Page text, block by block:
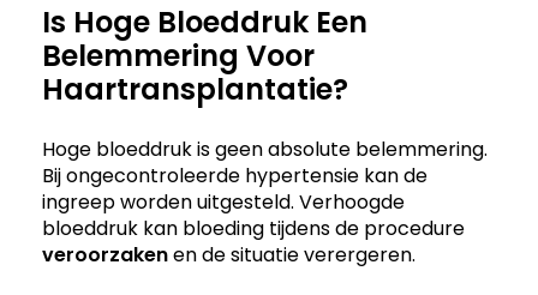
Is Hoge Bloeddruk Een
Belemmering Voor
Haartransplantatie?
Hoge bloeddruk is geen absolute belemmering.
Bij ongecontroleerde hypertensie kan de
ingreep worden uitgesteld. Verhoogde
bloeddruk kan bloeding tijdens de procedure
veroorzakenen de situatie verergeren.